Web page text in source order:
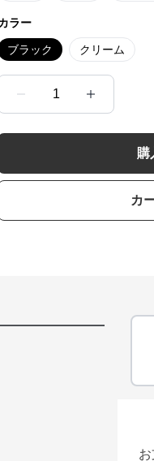
ラー
ブラック クリーム
1
購
カ